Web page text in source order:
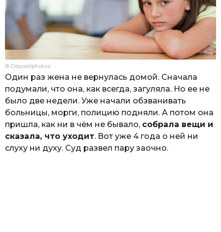
© Depositphotos
Один раз жена не вернулась домой. Сначала
подумали, что она, как всегда, загуляла. Но ее не
было две недели. Уже начали обзванивать
больницы, морги, полицию подняли. А потом она
пришла, как ни в чём не бывало, собрала вещи и
сказала, что уходит. Вот уже 4 года о ней ни
слуху ни духу. Суд развел пару заочно.